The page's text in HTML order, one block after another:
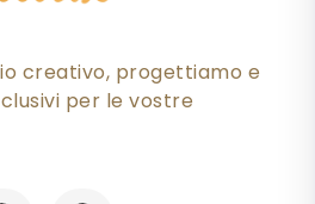
creativo, progettiamo e
per le vostre